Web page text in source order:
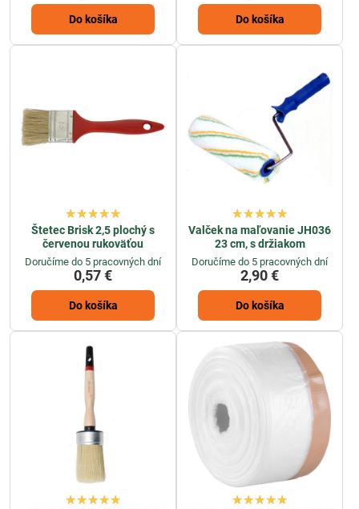
Do košíka Do košíka
Štetec Brisk 2,5 plochý s
červenou rukoväťou
Doručíme do 5 pracovných dní
0,57 €
Do košíka
Valček na maľovanie JH036
23 cm, s držiakom
Doručíme do 5 pracovných dní
2,90 €
Do košíka